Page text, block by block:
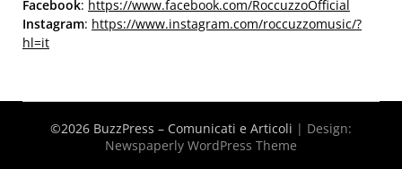
Facebook: https://www.facebook.com/RoccuzzoOfficial
Instagram: https://www.instagram.com/roccuzzomusic/?
hl=it
©2026 BuzzPress – Comunicati e Articoli | Design:
Newspaperly WordPress Theme